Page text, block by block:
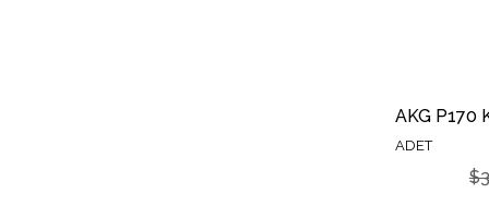
ADET